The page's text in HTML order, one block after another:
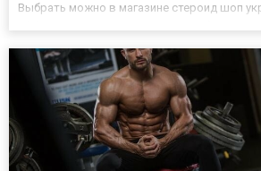
Выбрать можно в магазине стероид шоп
из них могут быть...